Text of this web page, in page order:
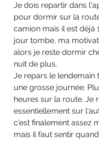
Je dois repartir dans
pour dormir sur la
camion mais il est déjà
jour tombe, ma
alors je reste dormir
nuit de plus.
Je repars le lendemain
une grosse journée.
heures sur la route. Je
essentiellement sur
c'est finalement assez
mais il faut sentir